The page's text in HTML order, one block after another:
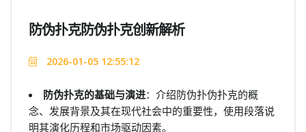
防伪扑克防伪扑克创新解析
2026-01-05 12:55:12
防伪扑克的基础与演进：介绍防伪扑伪扑克的概
念、发展背景及其在现代社会中的重要性，使用段落说
明其演化历程和市场驱动因素。